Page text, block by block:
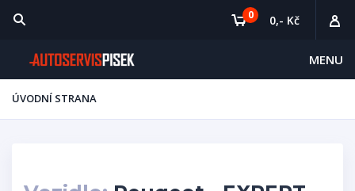
MENU
0 0,- Kč
ÚVODNÍ STRANA